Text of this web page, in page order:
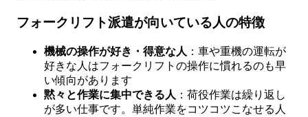
フォークリフト派遣が向いている人の特徴
機械の操作が好き・得意な人 ：車や重機の運転が
好きな人はフォークリフトの操作に慣れるのも早
い傾向があります
黙々と作業に集中できる人 ：荷役作業は繰り返し
が多い仕事です。単純作業をコツコツこなせる人